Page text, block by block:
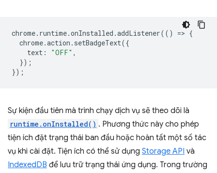
chrome. runtime.onInstalled .addListener(() => {
chrome.action . setBadgeText({
text : "OFF" ,
});
});
Sự kiện đầu tiên mà trình chạy dịch vụ sẽ theo dõi là
runtime.onInstalled() . Phương thức này cho phép
tiện ích đặt trạng thái ban đầu hoặc hoàn tất một số tác
vụ khi cài đặt. Tiện ích có thể sử dụng Storage API và
IndexedDB để lưu trữ trạng thái ứng dụng. Trong trường